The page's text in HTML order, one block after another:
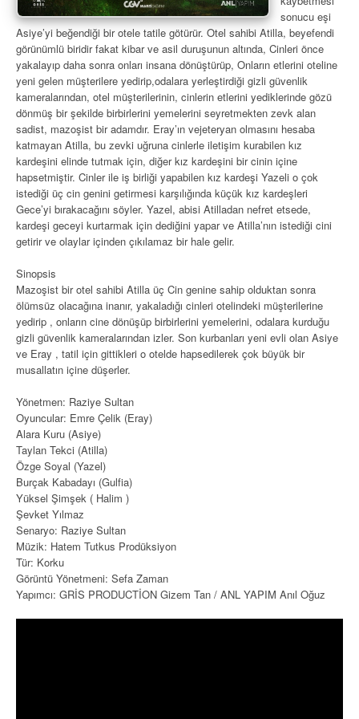
sonucu eşi
Asiye’yi beğendiği bir otele tatile götürür. Otel sahibi Atilla, beyefendi
görünümlü biridir fakat kibar ve asil duruşunun altında, Cinleri önce
yakalayıp daha sonra onları insana dönüştürüp, Onların etlerini oteline
yeni gelen müşterilere yedirip,odalara yerleştirdiği gizli güvenlik
kameralarından, otel müşterilerinin, cinlerin etlerini yediklerinde gözü
dönmüş bir şekilde birbirlerini yemelerini seyretmekten zevk alan
sadist, mazoşist bir adamdır. Eray’ın vejeteryan olmasını hesaba
katmayan Atilla, bu zevki uğruna cinlerle iletişim kurabilen kız
kardeşini elinde tutmak için, diğer kız kardeşini bir cinin içine
hapsetmiştir. Cinler ile iş birliği yapabilen kız kardeşi Yazeli o çok
istediği üç cin genini getirmesi karşılığında küçük kız kardeşleri
Gece’yi bırakacağını söyler. Yazel, abisi Atilladan nefret etsede,
kardeşi geceyi kurtarmak için dediğini yapar ve Atilla’nın istediği cini
getirir ve olaylar içinden çıkılamaz bir hale gelir.
Sinopsis
Mazoşist bir otel sahibi Atilla üç Cin genine sahip olduktan sonra
ölümsüz olacağına inanır, yakaladığı cinleri otelindeki müşterilerine
yedirip , onların cine dönüşüp birbirlerini yemelerini, odalara kurduğu
gizli güvenlik kameralarından izler. Son kurbanları yeni evli olan Asiye
ve Eray , tatil için gittikleri o otelde hapsedilerek çok büyük bir
musallatın içine düşerler.
Yönetmen: Raziye Sultan
Oyuncular: Emre Çelik (Eray)
Alara Kuru (Asiye)
Taylan Tekci (Atilla)
Özge Soyal (Yazel)
Burçak Kabadayı (Gulfia)
Yüksel Şimşek ( Halim )
Şevket Yılmaz
Senaryo: Raziye Sultan
Müzik: Hatem Tutkus Prodüksiyon
Tür: Korku
Görüntü Yönetmeni: Sefa Zaman
Yapımcı: GRİS PRODUCTİON Gizem Tan / ANL YAPIM Anıl Oğuz